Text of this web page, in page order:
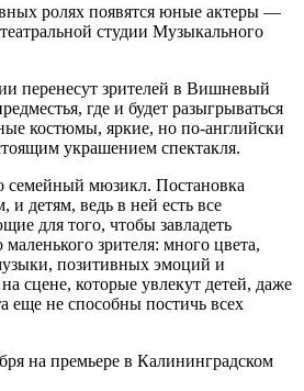
ролях появятся юные актеры —
студии Музыкального
перенесут зрителей в Вишневый
где и будет разыгрываться
костюмы, яркие, но по-английски
украшением спектакля.
мюзикл. Постановка
и детям, ведь в ней есть все
для того, чтобы завладеть
зрителя: много цвета,
позитивных эмоций и
сцене, которые увлекут детей, даже
еще не способны постичь всех
на премьере в Калининградском